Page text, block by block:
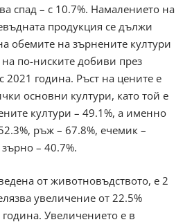
спад – с 10.7%. Намалението на
продукция се дължи
обемите на зърнените култури
на по-ниските добиви през
2021 година. Ръст на цените е
основни култури, като той е
култури – 49.1%, а именно
ръж – 67.8%, ечемик –
– 40.7%.
от животновъдството, е 2
увеличение от 22.5%
Увеличението е в